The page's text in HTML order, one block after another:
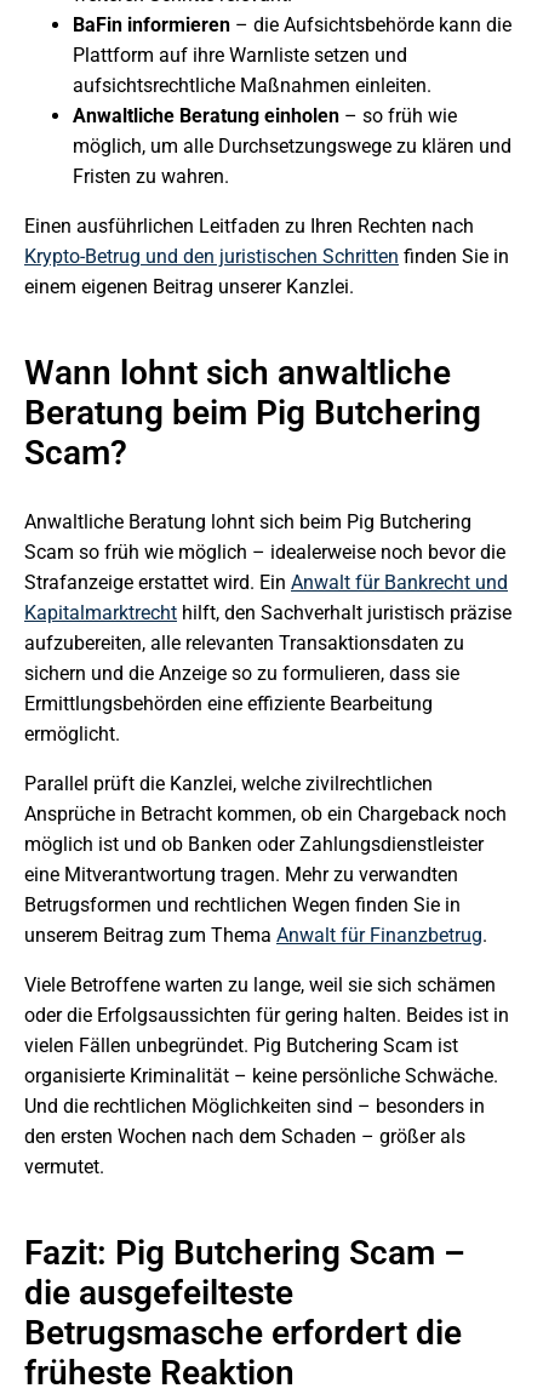
BaFin informieren – die Aufsichtsbehörde kann die
Plattform auf ihre Warnliste setzen und
aufsichtsrechtliche Maßnahmen einleiten.
Anwaltliche Beratung einholen – so früh wie
möglich, um alle Durchsetzungswege zu klären und
Fristen zu wahren.
Einen ausführlichen Leitfaden zu Ihren Rechten nach
Krypto-Betrug und den juristischen Schritten finden Sie in
einem eigenen Beitrag unserer Kanzlei.
Wann lohnt sich anwaltliche
Beratung beim Pig Butchering
Scam?
Anwaltliche Beratung lohnt sich beim Pig Butchering
Scam so früh wie möglich – idealerweise noch bevor die
Strafanzeige erstattet wird. Ein Anwalt für Bankrecht und
Kapitalmarktrecht hilft, den Sachverhalt juristisch präzise
aufzubereiten, alle relevanten Transaktionsdaten zu
sichern und die Anzeige so zu formulieren, dass sie
Ermittlungsbehörden eine effiziente Bearbeitung
ermöglicht.
Parallel prüft die Kanzlei, welche zivilrechtlichen
Ansprüche in Betracht kommen, ob ein Chargeback noch
möglich ist und ob Banken oder Zahlungsdienstleister
eine Mitverantwortung tragen. Mehr zu verwandten
Betrugsformen und rechtlichen Wegen finden Sie in
unserem Beitrag zum Thema Anwalt für Finanzbetrug.
Viele Betroffene warten zu lange, weil sie sich schämen
oder die Erfolgsaussichten für gering halten. Beides ist in
vielen Fällen unbegründet. Pig Butchering Scam ist
organisierte Kriminalität – keine persönliche Schwäche.
Und die rechtlichen Möglichkeiten sind – besonders in
den ersten Wochen nach dem Schaden – größer als
vermutet.
Fazit: Pig Butchering Scam –
die ausgefeilteste
Betrugsmasche erfordert die
früheste Reaktion